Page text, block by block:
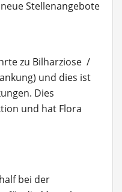
Stellenangebote
zu Bilharziose /
und dies ist
Dies
und hat Flora
bei der